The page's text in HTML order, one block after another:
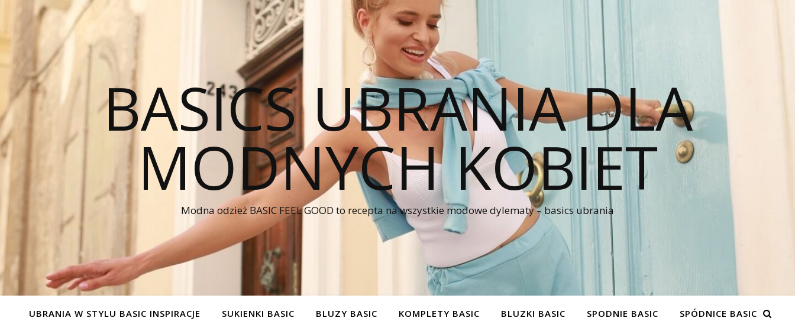
BASICS UBRANIA DLA
MODNYCH KOBIET
Modna odzież BASIC FEEL GOOD to recepta na wszystkie modowe dylematy – basics ubrania
UBRANIA W STYLU BASIC INSPIRACJE SUKIENKI BASIC BLUZY BASIC KOMPLETY BASIC BLUZKI BASIC SPODNIE BASIC SPÓDNICE BASIC